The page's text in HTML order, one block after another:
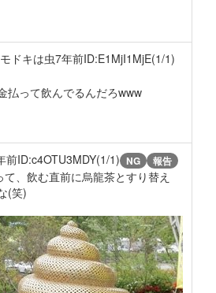
ドキは虫7年前ID:E1MjI1MjE(1/1)
払って飲んでるんだろwww
前ID:c4OTU3MDY(1/1) NG 報告
、飲む直前に烏龍茶とすり替え
(笑)